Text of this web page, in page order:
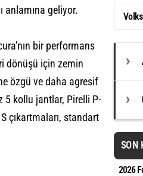
anlamına geliyor.
bir performans
dönüşü için zemin
özgü ve daha agresif
5 kollu jantlar, Pirelli P-
çıkartmaları, standart
SON
2026